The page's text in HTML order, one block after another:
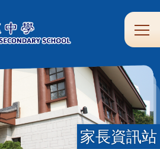
Main
圖
書
園
道
家長資訊站